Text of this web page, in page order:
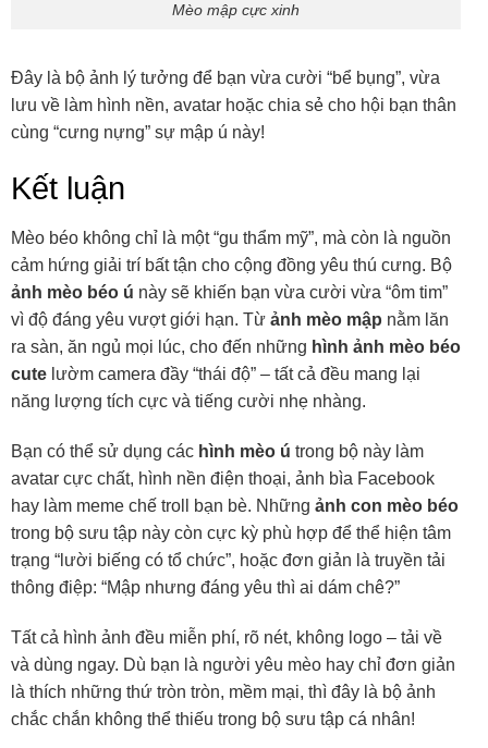
Mèo mập cực xinh
Đây là bộ ảnh lý tưởng để bạn vừa cười “bể bụng”, vừa
lưu về làm hình nền, avatar hoặc chia sẻ cho hội bạn thân
cùng “cưng nựng” sự mập ú này!
Kết luận
Mèo béo không chỉ là một “gu thẩm mỹ”, mà còn là nguồn
cảm hứng giải trí bất tận cho cộng đồng yêu thú cưng. Bộ
ảnh mèo béo ú này sẽ khiến bạn vừa cười vừa “ôm tim”
vì độ đáng yêu vượt giới hạn. Từ ảnh mèo mập nằm lăn
ra sàn, ăn ngủ mọi lúc, cho đến những hình ảnh mèo béo
cute lườm camera đầy “thái độ” – tất cả đều mang lại
năng lượng tích cực và tiếng cười nhẹ nhàng.
Bạn có thể sử dụng các hình mèo ú trong bộ này làm
avatar cực chất, hình nền điện thoại, ảnh bìa Facebook
hay làm meme chế troll bạn bè. Những ảnh con mèo béo
trong bộ sưu tập này còn cực kỳ phù hợp để thể hiện tâm
trạng “lười biếng có tổ chức”, hoặc đơn giản là truyền tải
thông điệp: “Mập nhưng đáng yêu thì ai dám chê?”
Tất cả hình ảnh đều miễn phí, rõ nét, không logo – tải về
và dùng ngay. Dù bạn là người yêu mèo hay chỉ đơn giản
là thích những thứ tròn tròn, mềm mại, thì đây là bộ ảnh
chắc chắn không thể thiếu trong bộ sưu tập cá nhân!